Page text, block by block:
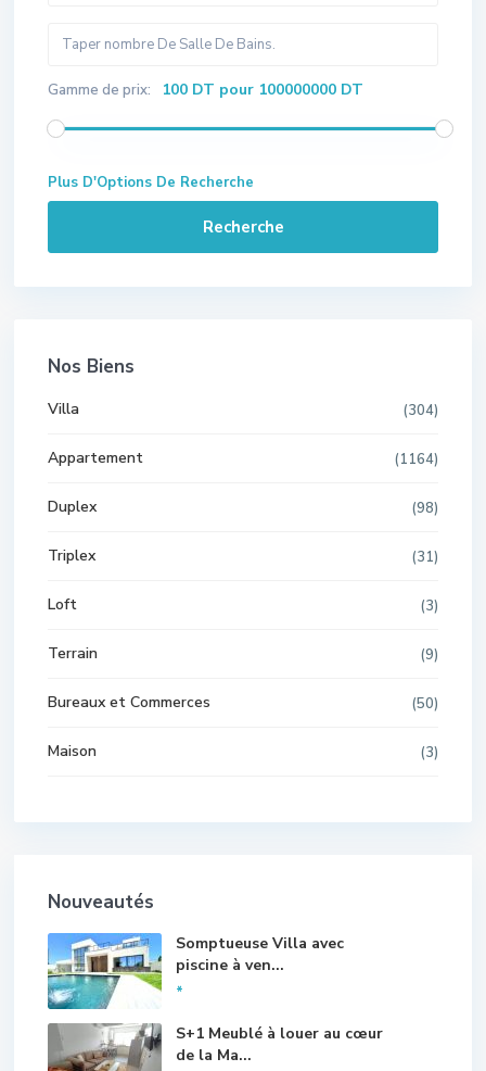
Gamme de prix: 100 DT pour 100000000 DT
Plus D'Options De Recherche
Recherche
Nos Biens
Villa (304)
Appartement (1164)
Duplex (98)
Triplex (31)
Loft (3)
Terrain (9)
Bureaux et Commerces (50)
Maison (3)
Nouveautés
Somptueuse Villa avec
piscine à ven...
*
S+1 Meublé à louer au cœur
de la Ma...